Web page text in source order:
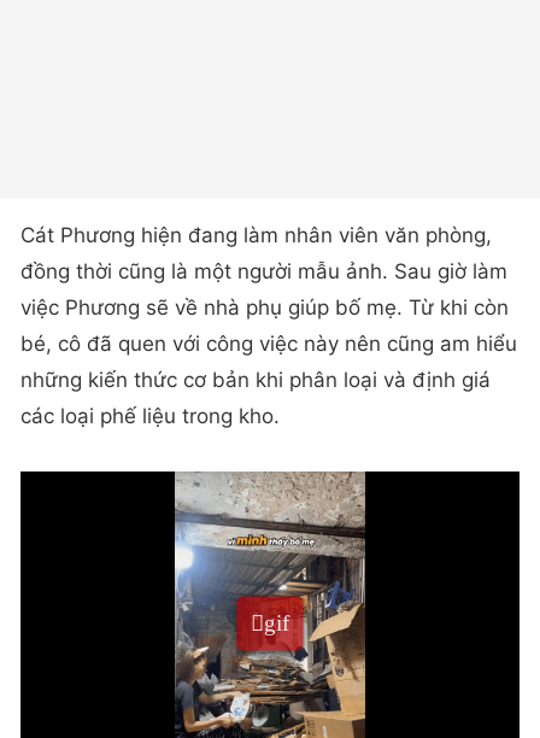
Cát Phương hiện đang làm nhân viên văn phòng,
đồng thời cũng là một người mẫu ảnh. Sau giờ làm
việc Phương sẽ về nhà phụ giúp bố mẹ. Từ khi còn
bé, cô đã quen với công việc này nên cũng am hiểu
những kiến thức cơ bản khi phân loại và định giá
các loại phế liệu trong kho.